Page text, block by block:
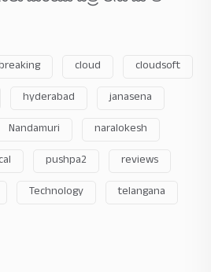
cloud
cloudsoft
hyderabad
janasena
Nandamuri
naralokesh
pushpa2
reviews
Technology
telangana